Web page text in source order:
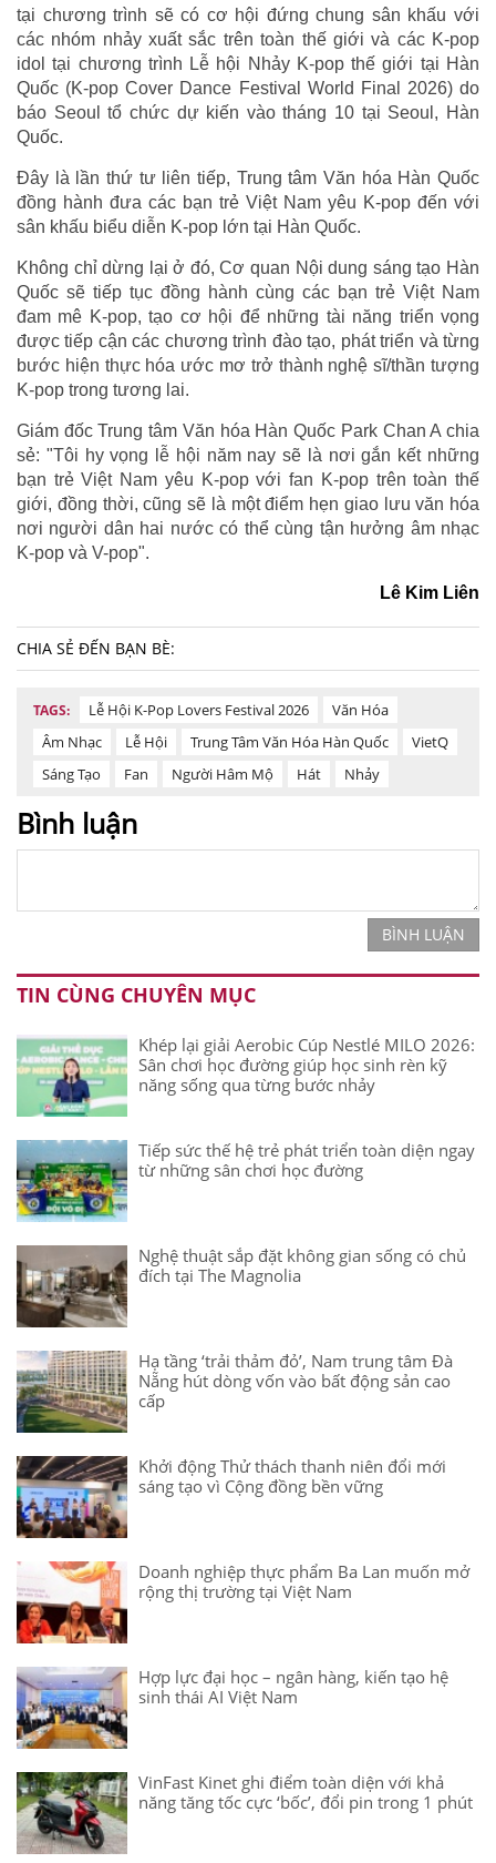
tại chương trình sẽ có cơ hội đứng chung sân khấu với
các nhóm nhảy xuất sắc trên toàn thế giới và các K-pop
idol tại chương trình Lễ hội Nhảy K-pop thế giới tại Hàn
Quốc (K-pop Cover Dance Festival World Final 2026) do
báo Seoul tổ chức dự kiến vào tháng 10 tại Seoul, Hàn
Quốc.
Đây là lần thứ tư liên tiếp, Trung tâm Văn hóa Hàn Quốc
đồng hành đưa các bạn trẻ Việt Nam yêu K-pop đến với
sân khấu biểu diễn K-pop lớn tại Hàn Quốc.
Không chỉ dừng lại ở đó, Cơ quan Nội dung sáng tạo Hàn
Quốc sẽ tiếp tục đồng hành cùng các bạn trẻ Việt Nam
đam mê K-pop, tạo cơ hội để những tài năng triển vọng
được tiếp cận các chương trình đào tạo, phát triển và từng
bước hiện thực hóa ước mơ trở thành nghệ sĩ/thần tượng
K-pop trong tương lai.
Giám đốc Trung tâm Văn hóa Hàn Quốc Park Chan A chia
sẻ: "Tôi hy vọng lễ hội năm nay sẽ là nơi gắn kết những
bạn trẻ Việt Nam yêu K-pop với fan K-pop trên toàn thế
giới, đồng thời, cũng sẽ là một điểm hẹn giao lưu văn hóa
nơi người dân hai nước có thể cùng tận hưởng âm nhạc
K-pop và V-pop".
Lê Kim Liên
CHIA SẺ ĐẾN BẠN BÈ:
TAGS: Lễ Hội K-Pop Lovers Festival 2026
Văn Hóa
Âm Nhạc
Lễ Hội Trung Tâm Văn Hóa Hàn Quốc
VietQ
Sáng Tạo
Fan Người Hâm Mộ Hát Nhảy
Bình luận
BÌNH LUẬN
TIN CÙNG CHUYÊN MỤC
Khép lại giải Aerobic Cúp Nestlé MILO 2026:
Sân chơi học đường giúp học sinh rèn kỹ
năng sống qua từng bước nhảy
Tiếp sức thế hệ trẻ phát triển toàn diện ngay
từ những sân chơi học đường
Nghệ thuật sắp đặt không gian sống có chủ
đích tại The Magnolia
Hạ tầng ‘trải thảm đỏ’, Nam trung tâm Đà
Nẵng hút dòng vốn vào bất động sản cao
cấp
Khởi động Thử thách thanh niên đổi mới
sáng tạo vì Cộng đồng bền vững
Doanh nghiệp thực phẩm Ba Lan muốn mở
rộng thị trường tại Việt Nam
Hợp lực đại học – ngân hàng, kiến tạo hệ
sinh thái AI Việt Nam
VinFast Kinet ghi điểm toàn diện với khả
năng tăng tốc cực ‘bốc’, đổi pin trong 1 phút